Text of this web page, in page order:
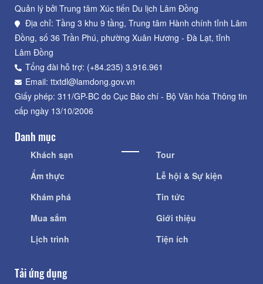
Quản lý bởi Trung tâm Xúc tiến Du lịch Lâm Đồng
Địa chỉ: Tầng 3 khu 9 tầng, Trung tâm Hành chính tỉnh Lâm
Đồng, số 36 Trần Phú, phường Xuân Hương - Đà Lạt, tỉnh
Lâm Đồng
Tổng đài hỗ trợ: (+84.235) 3.916.961
Email: ttxtdl@lamdong.gov.vn
Giấy phép: 311/GP-BC do Cục Báo chí - Bộ Văn hóa Thông tin
cấp ngày 13/10/2006
Danh mục
Khách sạn
Ẩm thực
Khám phá
Mua sắm
Lịch trình
Tour
Lễ hội & Sự kiện
Tin tức
Giới thiệu
Tiện ích
Tải ứng dụng